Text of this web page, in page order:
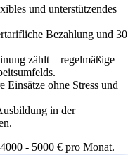
und unterstützendes
Bezahlung und 30
zählt – regelmäßige
Einsätze ohne Stress und
in der
- 5000 € pro Monat.